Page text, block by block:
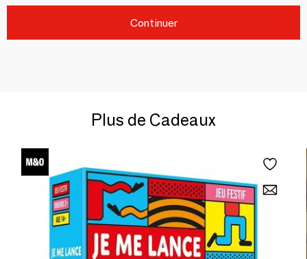
Continuer
Plus de Cadeaux